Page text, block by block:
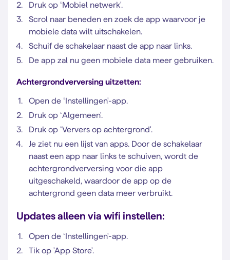
Druk op ‘Mobiel netwerk'.
Scrol naar beneden en zoek de app waarvoor je
mobiele data wilt uitschakelen.
Schuif de schakelaar naast de app naar links.
De app zal nu geen mobiele data meer gebruiken.
Achtergrondverversing uitzetten:
Open de ‘Instellingen'-app.
Druk op ‘Algemeen'.
Druk op ‘Ververs op achtergrond'.
Je ziet nu een lijst van apps. Door de schakelaar
naast een app naar links te schuiven, wordt de
achtergrondverversing voor die app
uitgeschakeld, waardoor de app op de
achtergrond geen data meer verbruikt.
Updates alleen via wifi instellen:
Open de ‘Instellingen'-app.
Tik op 'App Store'.